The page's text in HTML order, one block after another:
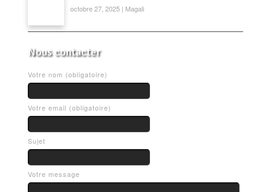
octobre 27, 2025 | Magali
Nous contacter
Votre nom (obligatoire)
Votre email (obligatoire)
Sujet
Votre message